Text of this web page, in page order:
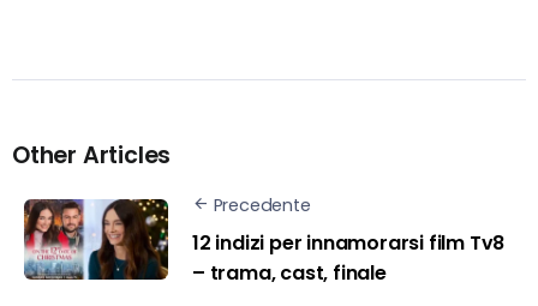
Other Articles
Precedente
12 indizi per innamorarsi film Tv8
– trama, cast, finale